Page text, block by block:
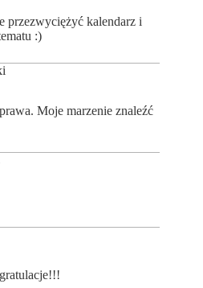
przezwyciężyć kalendarz i
:)
Moje marzenie znaleźć